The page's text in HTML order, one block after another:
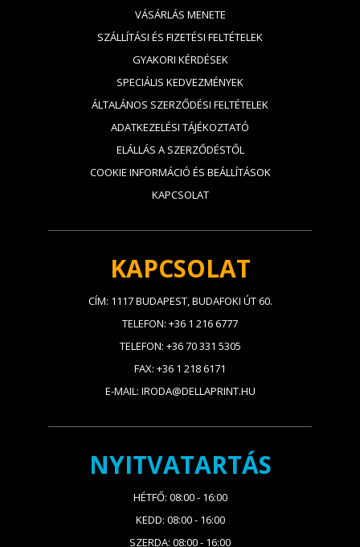
VÁSÁRLÁS MENETE
SZÁLLÍTÁSI ÉS FIZETÉSI FELTÉTELEK
GYAKORI KÉRDÉSEK
SPECIÁLIS KEDVEZMÉNYEK
ÁLTALÁNOS SZERZŐDÉSI FELTÉTELEK
ADATKEZELÉSI TÁJÉKOZTATÓ
ELÁLLÁS A SZERZŐDÉSTŐL
COOKIE INFORMÁCIÓ ÉS BEÁLLÍTÁSOK
KAPCSOLAT
KAPCSOLAT
CÍM: 1117 BUDAPEST, BUDAFOKI ÚT 60.
TELEFON: +36 1 216 6777
TELEFON: +36 70 331 5305
FAX: +36 1 218 6171
E-MAIL: IRODA@DELLAPRINT.HU
NYITVATARTÁS
HÉTFŐ: 08:00 - 16:00
KEDD: 08:00 - 16:00
SZERDA: 08:00 - 16:00